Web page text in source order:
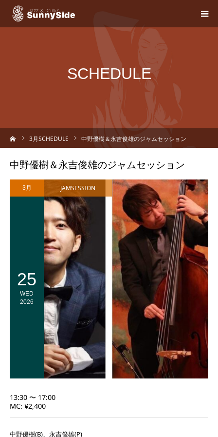
SCHEDULE
3月SCHEDULE 中野優樹＆永吉俊雄のジャムセッション
中野優樹＆永吉俊雄のジャムセッション
3月
25
WED
2026
JAMSESSION
13:30 〜 17:00
MC: ¥2,400
中野優樹(B)、永吉俊雄(P)